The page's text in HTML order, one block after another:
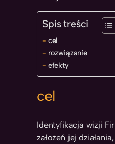
Spis treści
cel
rozwiązanie
efekty
cel
Identyfikacja wizji
założeń jej